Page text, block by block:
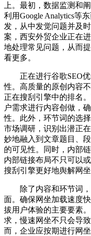
上。最初，数据监测和
利用Google Analytics等
发，从中发觉问题并及
案，西安外贸企业正在
地处理常见问题，从而
看更多。
正在进行谷歌SEO优
性。高质量的原创内容
正在搜刮引擎中的排名
户需求进行内容创做，
性。此外，环节词的选
市场调研，识别出潜正
妙地融入到文章题目、
的可见性。同时，内部
内部链接布局不只可以
搜刮引擎更好地舆解网坐
除了内容和环节词，
面。确保网坐加载速度
拔用户体验的主要要素
求，慢速网坐不只会导
而，企业应按期进行网